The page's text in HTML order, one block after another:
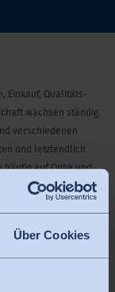
Über Cookies
Einkauf, Qualitäts-
wachsen ständig.
verschiedenen
und letztendlich
häufig auf Optik und
zu bedienen
zu werden. Ein
Nachhaltigkeit